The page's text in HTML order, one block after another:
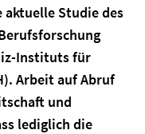
aktuelle Studie des
Instituts für
Arbeit auf Abruf
und
lediglich die